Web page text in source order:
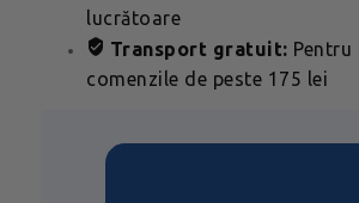
lucrătoare
Transport gratuit:
comenzile de peste 175 lei